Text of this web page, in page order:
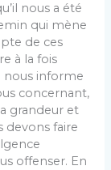
nous a été
qui mène
de ces
à la fois
nous informe
concernant,
grandeur et
devons faire
offenser. En